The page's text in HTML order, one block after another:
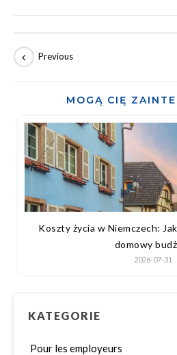
MOGĄ CIĘ
Koszty życia w Niemczech:
domowy
2026-07-31
KATEGORIE
Pour les employeurs